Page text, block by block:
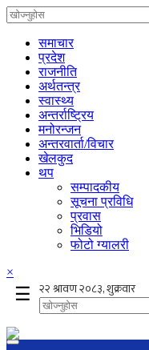
समाचार
प्रदेश
राजनीति
अर्थतन्त्र
स्वास्थ्य
अन्तर्राष्ट्रिय
मनोरन्जन
अन्तरवार्ता/विचार
खेलकुद
थप
सम्पादकीय
सूचना प्रविधि
प्रवास
भिडियो
फोटो ग्यालरी
×
☰